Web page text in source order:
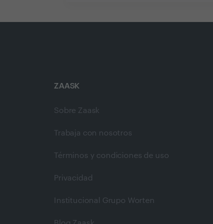
ZAASK
Sobre Zaask
Trabaja con nosotros
Términos y condiciones de uso
Privacidad
Institucional Grupo Worten